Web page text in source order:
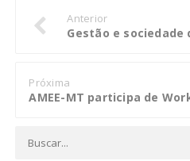
Anterior
Próxima